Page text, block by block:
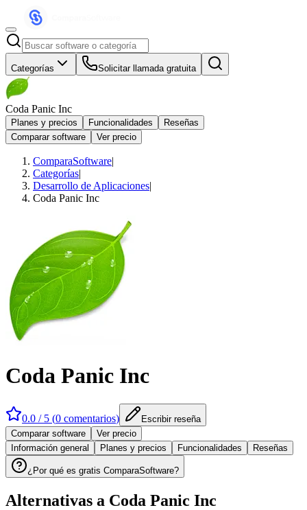
Categorías Solicitar llamada gratuita
Coda Panic Inc
Planes y precios Funcionalidades
Reseñas
Comparar software
Ver precio
ComparaSoftware|
Categorías|
Desarrollo de Aplicaciones|
Coda Panic Inc
Coda Panic Inc
0.0 / 5 (0 comentarios)
Escribir reseña
Comparar software
Ver precio
Información general
Planes y precios Funcionalidades Reseñas
¿Por qué es gratis ComparaSoftware?
Alternativas a Coda Panic Inc